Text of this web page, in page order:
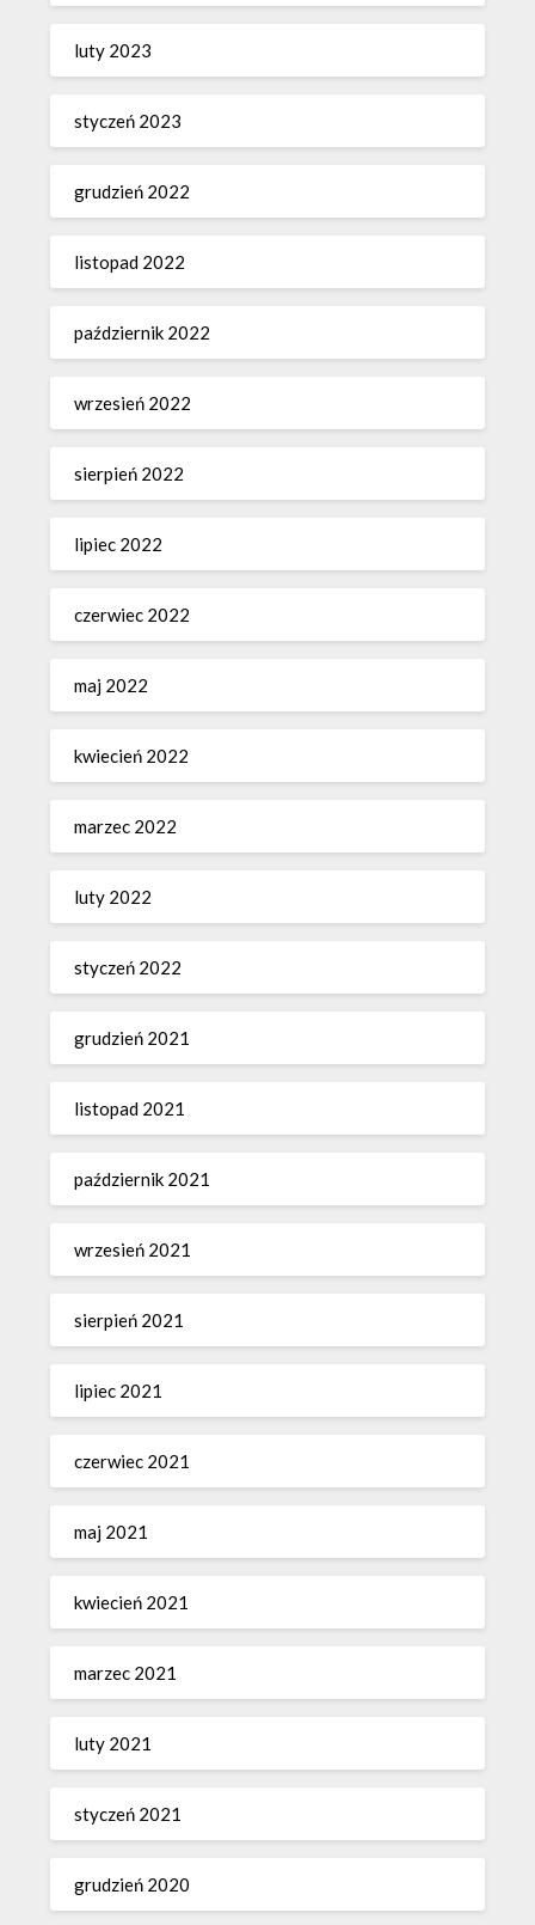
luty 2023
styczeń 2023
grudzień 2022
listopad 2022
październik 2022
wrzesień 2022
sierpień 2022
lipiec 2022
czerwiec 2022
maj 2022
kwiecień 2022
marzec 2022
luty 2022
styczeń 2022
grudzień 2021
listopad 2021
październik 2021
wrzesień 2021
sierpień 2021
lipiec 2021
czerwiec 2021
maj 2021
kwiecień 2021
marzec 2021
luty 2021
styczeń 2021
grudzień 2020